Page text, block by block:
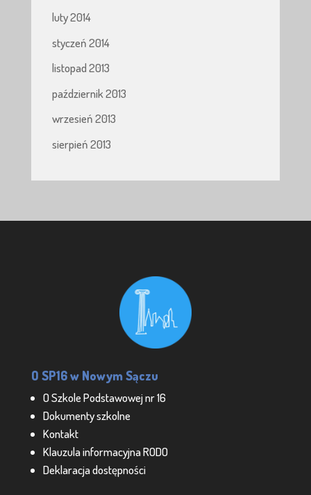
luty 2014
styczeń 2014
listopad 2013
październik 2013
wrzesień 2013
sierpień 2013
O SP16 w Nowym Sączu
O Szkole Podstawowej nr 16
Dokumenty szkolne
Kontakt
Klauzula informacyjna RODO
Deklaracja dostępności